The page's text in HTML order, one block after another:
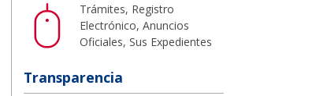
Trámites, Registro
Electrónico, Anuncios
Oficiales, Sus Expedientes
Transparencia